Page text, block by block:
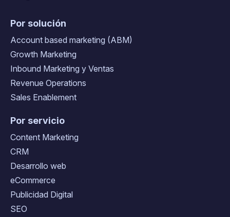
Por solución
Account based marketing (ABM)
Growth Marketing
Inbound Marketing y Ventas
Revenue Operations
Sales Enablement
Por servicio
Content Marketing
CRM
Desarrollo web
eCommerce
Publicidad Digital
SEO